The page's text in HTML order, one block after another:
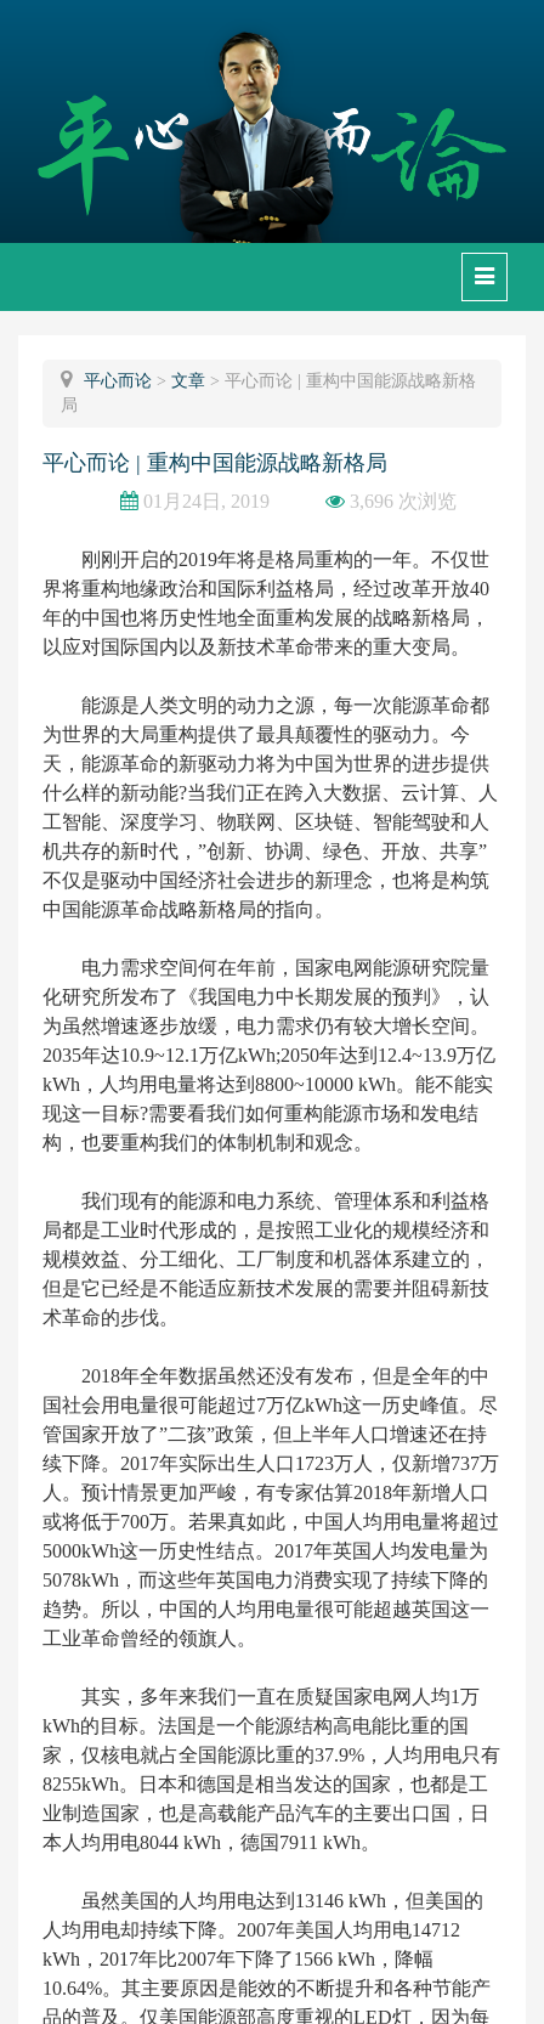
下
拉
平心而论 >文章 >平心而论 | 重构中国能源战略新格
局
平心而论 | 重构中国能源战略新格局
01月24日, 2019 3,696 次浏览
刚刚开启的2019年将是格局重构的一年。不仅世
界将重构地缘政治和国际利益格局，经过改革开放40
年的中国也将历史性地全面重构发展的战略新格局，
以应对国际国内以及新技术革命带来的重大变局。
能源是人类文明的动力之源，每一次能源革命都
为世界的大局重构提供了最具颠覆性的驱动力。今
天，能源革命的新驱动力将为中国为世界的进步提供
什么样的新动能?当我们正在跨入大数据、云计算、人
工智能、深度学习、物联网、区块链、智能驾驶和人
机共存的新时代，”创新、协调、绿色、开放、共享”
不仅是驱动中国经济社会进步的新理念，也将是构筑
中国能源革命战略新格局的指向。
电力需求空间何在年前，国家电网能源研究院量
化研究所发布了《我国电力中长期发展的预判》，认
为虽然增速逐步放缓，电力需求仍有较大增长空间。
2035年达10.9~12.1万亿kWh;2050年达到12.4~13.9万亿
kWh，人均用电量将达到8800~10000 kWh。能不能实
现这一目标?需要看我们如何重构能源市场和发电结
构，也要重构我们的体制机制和观念。
我们现有的能源和电力系统、管理体系和利益格
局都是工业时代形成的，是按照工业化的规模经济和
规模效益、分工细化、工厂制度和机器体系建立的，
但是它已经是不能适应新技术发展的需要并阻碍新技
术革命的步伐。
2018年全年数据虽然还没有发布，但是全年的中
国社会用电量很可能超过7万亿kWh这一历史峰值。尽
管国家开放了”二孩”政策，但上半年人口增速还在持
续下降。2017年实际出生人口1723万人，仅新增737万
人。预计情景更加严峻，有专家估算2018年新增人口
或将低于700万。若果真如此，中国人均用电量将超过
5000kWh这一历史性结点。2017年英国人均发电量为
5078kWh，而这些年英国电力消费实现了持续下降的
趋势。所以，中国的人均用电量很可能超越英国这一
工业革命曾经的领旗人。
其实，多年来我们一直在质疑国家电网人均1万
kWh的目标。法国是一个能源结构高电能比重的国
家，仅核电就占全国能源比重的37.9%，人均用电只有
8255kWh。日本和德国是相当发达的国家，也都是工
业制造国家，也是高载能产品汽车的主要出口国，日
本人均用电8044 kWh，德国7911 kWh。
虽然美国的人均用电达到13146 kWh，但美国的
人均用电却持续下降。2007年美国人均用电14712
kWh，2017年比2007年下降了1566 kWh，降幅
10.64%。其主要原因是能效的不断提升和各种节能产
品的普及。仅美国能源部高度重视的LED灯，因为每